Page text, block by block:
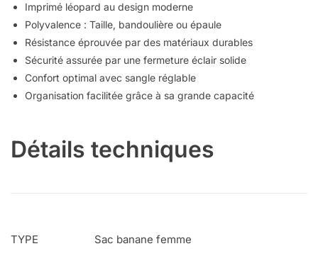
Imprimé léopard au design moderne
Polyvalence : Taille, bandoulière ou épaule
Résistance éprouvée par des matériaux durables
Sécurité assurée par une fermeture éclair solide
Confort optimal avec sangle réglable
Organisation facilitée grâce à sa grande capacité
Détails techniques
TYPE Sac banane femme